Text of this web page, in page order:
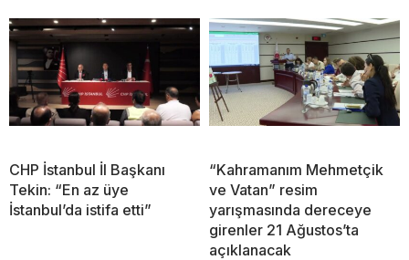
CHP İstanbul İl Başkanı
Tekin: “En az üye
İstanbul’da istifa etti”
“Kahramanım Mehmetçik
ve Vatan” resim
yarışmasında dereceye
girenler 21 Ağustos’ta
açıklanacak